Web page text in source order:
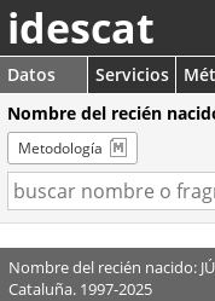
idescat
Datos Servicios
Nombre del recién
Metodología
Nombre del recién nacido:
Cataluña. 1997-2025